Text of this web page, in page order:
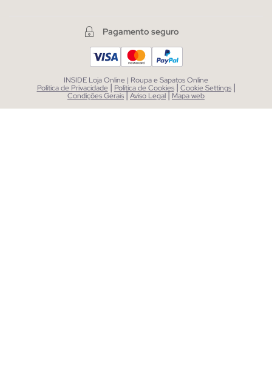
Pagamento seguro
INSIDE Loja Online | Roupa e Sapatos Online
Política de Privacidade | Política de Cookies | Cookie Settings |
Condições Gerais|Aviso Legal| Mapa web